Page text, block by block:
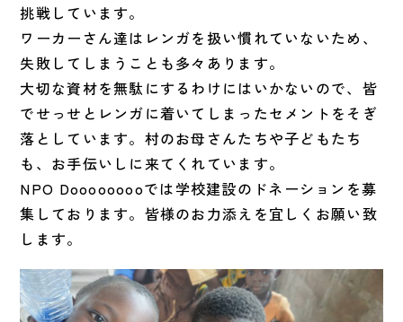
挑戦しています。
ワーカーさん達はレンガを扱い慣れていないため、
失敗してしまうことも多々あります。
大切な資材を無駄にするわけにはいかないので、皆
でせっせとレンガに着いてしまったセメントをそぎ
落としています。村のお母さんたちや子どもたち
も、お手伝いしに来てくれています。
NPO Dooooooooでは学校建設のドネーションを募
集しております。皆様のお力添えを宜しくお願い致
します。